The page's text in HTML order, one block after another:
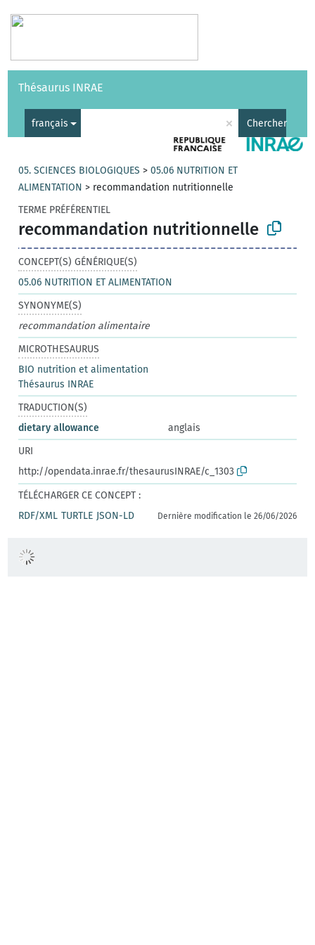
Vocabulaires API
Thésaurus INRAE
français × Chercher
05. SCIENCES BIOLOGIQUES >05.06 NUTRITION ET
ALIMENTATION > recommandation nutritionnelle
TERME PRÉFÉRENTIEL
recommandation nutritionnelle
CONCEPT(S) GÉNÉRIQUE(S)
05.06 NUTRITION ET ALIMENTATION
SYNONYME(S)
recommandation alimentaire
MICROTHESAURUS
BIO nutrition et alimentation
Thésaurus INRAE
TRADUCTION(S)
dietary allowance
anglais
URI
http://opendata.inrae.fr/thesaurusINRAE/c_1303
TÉLÉCHARGER CE CONCEPT :
RDF/XML TURTLE JSON-LD Dernière modification le 26/06/2026